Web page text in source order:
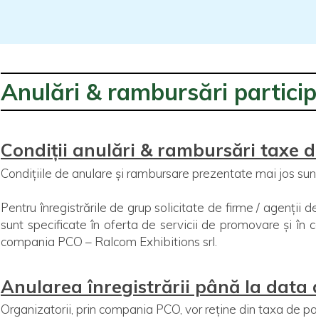
Anulări & rambursări
Condiții anulări & rambursări taxe
Condițiile de anulare și rambursare prezentate mai jos
Pentru înregistrările de grup solicitate de firme / agenții
sunt specificate în oferta de servicii de promovare și în
compania PCO – Ralcom Exhibitions srl.
Anularea înregistrării până la data
Organizatorii, prin compania PCO, vor reține din taxa de